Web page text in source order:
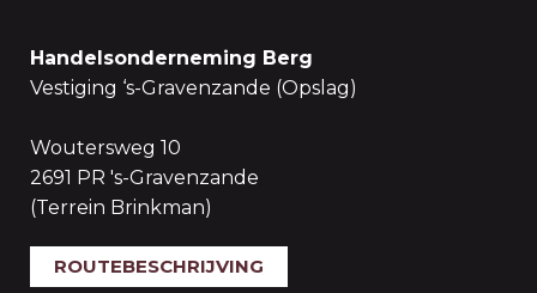
Handelsonderneming Berg
Vestiging ‘s-Gravenzande (Opslag)
Woutersweg 10
2691 PR 's-Gravenzande
(Terrein Brinkman)
ROUTEBESCHRIJVING